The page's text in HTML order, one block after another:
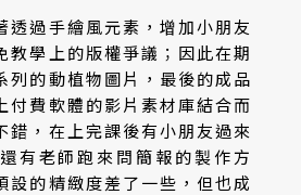
透過手繪風元素，增加小朋友
教學上的版權爭議；因此在期
列的動植物圖片，最後的成品
付費軟體的影片素材庫結合而
錯，在上完課後有小朋友過來
有老師跑來問簡報的製作方
設的精緻度差了一些，但也成